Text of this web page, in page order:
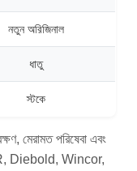
নতুন অরিজিনাল
ধাতু
স্টকে
মেরামত পরিষেবা এবং
Diebold, Wincor,